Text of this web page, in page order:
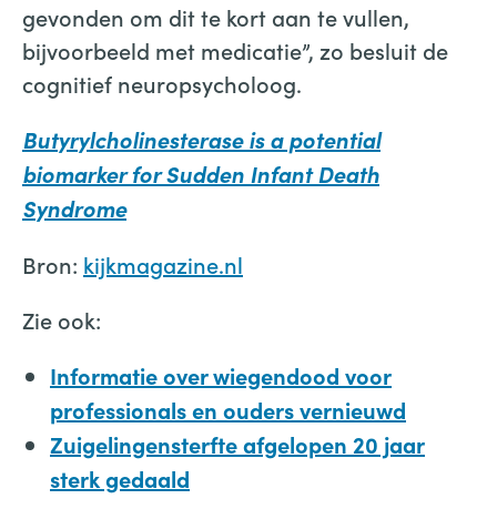
gevonden om dit te kort aan te vullen,
bijvoorbeeld met medicatie”, zo besluit de
cognitief neuropsycholoog.
Butyrylcholinesterase is a potential
biomarker for Sudden Infant Death
Syndrome
Bron: kijkmagazine.nl
Zie ook:
Informatie over wiegendood voor
professionals en ouders vernieuwd
Zuigelingensterfte afgelopen 20 jaar
sterk gedaald